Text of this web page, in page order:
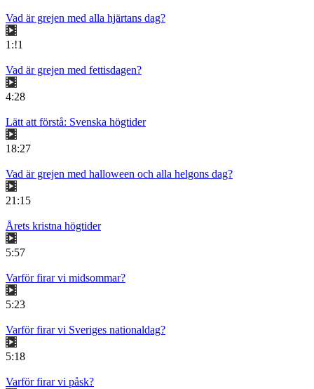
Vad är grejen med alla hjärtans dag?
1:!1
Vad är grejen med fettisdagen?
4:28
Lätt att förstå: Svenska högtider
18:27
Vad är grejen med halloween och alla helgons dag?
21:15
Årets kristna högtider
5:57
Varför firar vi midsommar?
5:23
Varför firar vi Sveriges nationaldag?
5:18
Varför firar vi påsk?